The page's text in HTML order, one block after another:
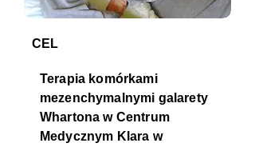
CEL
Terapia komórkami
mezenchymalnymi galarety
Whartona w Centrum
Medycznym Klara w